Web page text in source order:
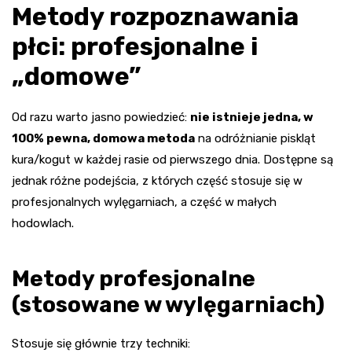
Metody rozpoznawania
płci: profesjonalne i
„domowe”
Od razu warto jasno powiedzieć: nie istnieje jedna, w
100% pewna, domowa metoda na odróżnianie piskląt
kura/kogut w każdej rasie od pierwszego dnia. Dostępne są
jednak różne podejścia, z których część stosuje się w
profesjonalnych wylęgarniach, a część w małych
hodowlach.
Metody profesjonalne
(stosowane w wylęgarniach)
Stosuje się głównie trzy techniki: